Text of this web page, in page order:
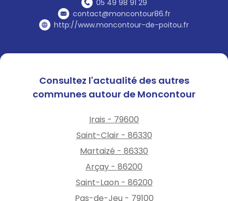
05 49 98 91 29
contact@moncontour86.fr
http://www.moncontour-de-poitou.fr
Consultez l'actualité des autres
communes autour de Moncontour
Irais - 79600
Saint-Clair - 86330
Martaizé - 86330
Arçay - 86200
Saint-Laon - 86200
Pas-de-Jeu - 79100